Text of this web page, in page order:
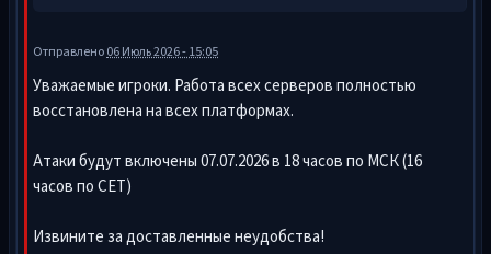
Отправлено06 Июль 2026 - 15:05
Уважаемые игроки. Работа всех серверов полностью
восстановлена на всех платформах.
Атаки будут включены 07.07.2026 в 18 часов по МСК (16
часов по CET)
Извините за доставленные неудобства!